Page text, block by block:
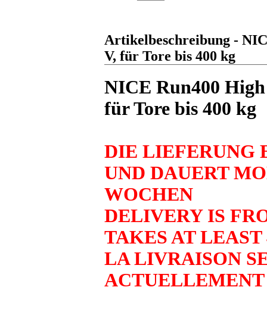
Artikelbeschreibung -
V, für Tore bis 400 kg
NICE Run400 High
für Tore bis 400 kg
DIE LIEFERUNG
UND DAUERT
WOCHEN
DELIVERY IS
TAKES AT LEAST
LA LIVRAISON
ACTUELLEMENT